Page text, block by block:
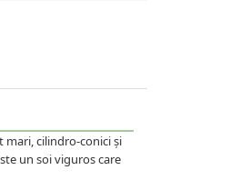
mari, cilindro-conici și
un soi viguros care